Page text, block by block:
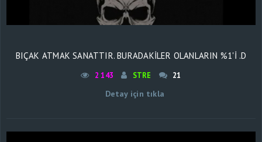
BIÇAK ATMAK SANATTIR. BURADAKİLER OLANLARIN %1'İ .D
2 143 STRE 21
Detay için tıkla